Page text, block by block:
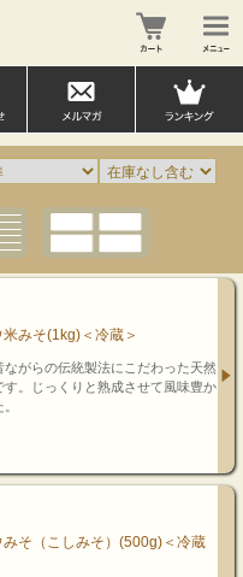
みそ(1kg)＜冷蔵＞
がらの伝統製法にこだわった天然
。じっくりと熟成させて風味豊か
そ（こしみそ）(500g)＜冷蔵